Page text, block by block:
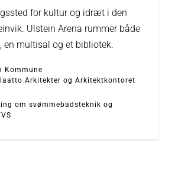
for kultur og idræt i den
Ulstein Arena rummer både
en multisal og et bibliotek.
Arkitekter og Arkitektkontoret
om svømmebadsteknik og